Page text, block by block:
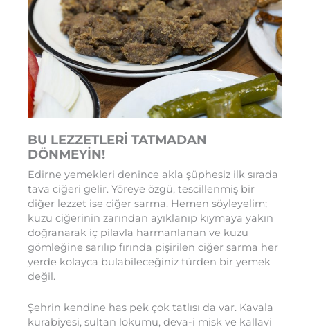
BU LEZZETLERİ TATMADAN
DÖNMEYİN!
Edirne yemekleri denince akla şüphesiz ilk sırada
tava ciğeri gelir. Yöreye özgü, tescillenmiş bir
diğer lezzet ise ciğer sarma. Hemen söyleyelim;
kuzu ciğerinin zarından ayıklanıp kıymaya yakın
doğranarak iç pilavla harmanlanan ve kuzu
gömleğine sarılıp fırında pişirilen ciğer sarma her
yerde kolayca bulabileceğiniz türden bir yemek
değil.
Şehrin kendine has pek çok tatlısı da var. Kavala
kurabiyesi, sultan lokumu, deva-i misk ve kallavi